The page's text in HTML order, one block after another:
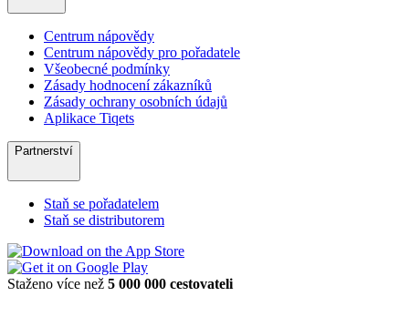
Centrum nápovědy
Centrum nápovědy pro pořadatele
Všeobecné podmínky
Zásady hodnocení zákazníků
Zásady ochrany osobních údajů
Aplikace Tiqets
Partnerství
Staň se pořadatelem
Staň se distributorem
Staženo více než 5 000 000 cestovateli